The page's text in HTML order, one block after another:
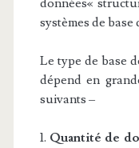
données«
systèmes de
Le type de base
dépend en
suivants –
1. Quantité de